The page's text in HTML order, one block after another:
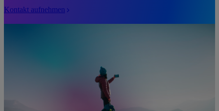
Kontakt aufnehmen